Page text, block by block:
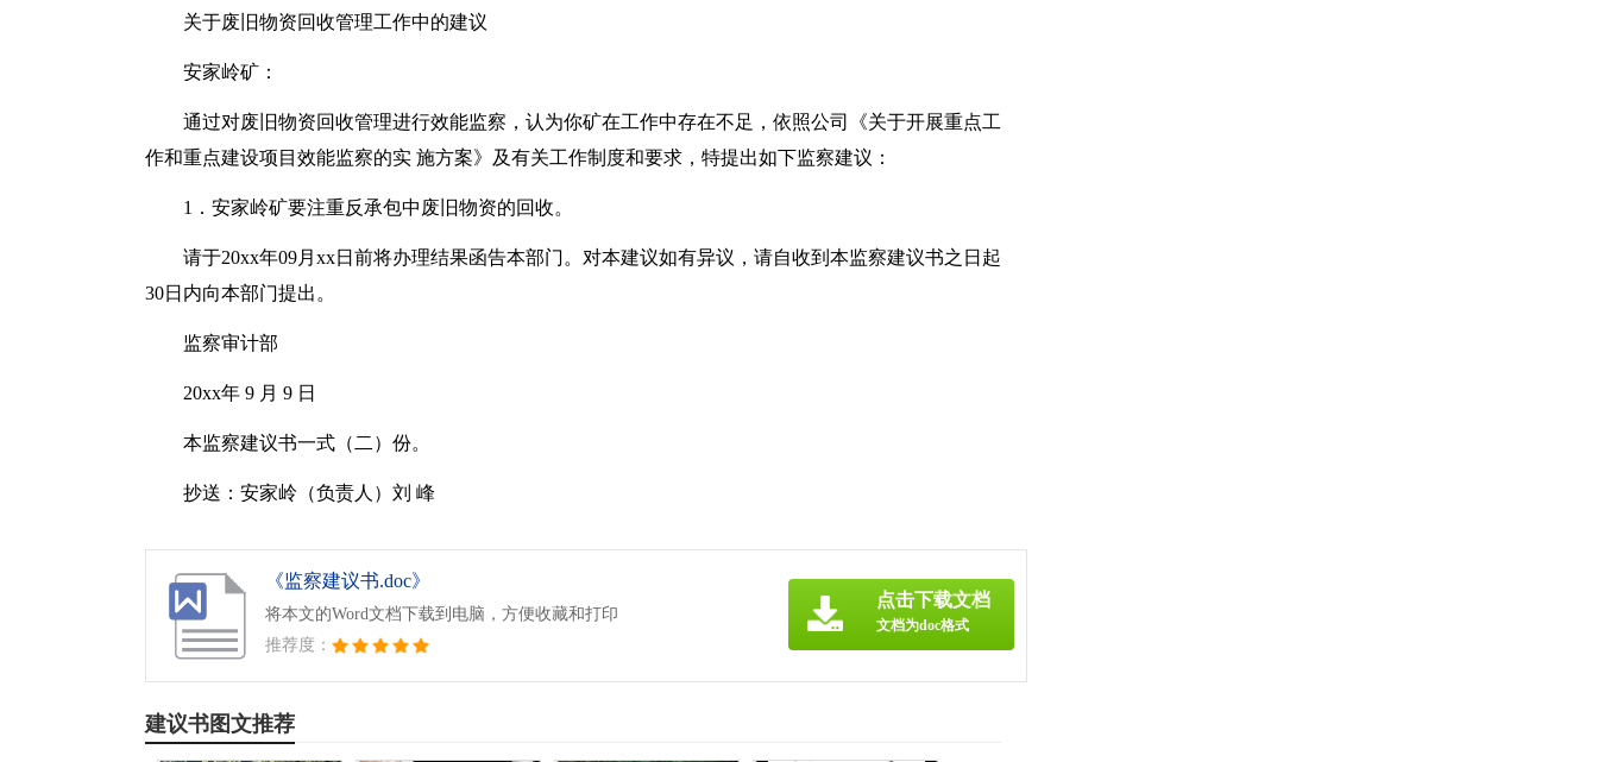
关于废旧物资回收管理工作中的建议
安家岭矿：
通过对废旧物资回收管理进行效能监察，认为你矿在工作中存在不足，依照公司《关于开展重点工
作和重点建设项目效能监察的实 施方案》及有关工作制度和要求，特提出如下监察建议：
1．安家岭矿要注重反承包中废旧物资的回收。
请于20xx年09月xx日前将办理结果函告本部门。对本建议如有异议，请自收到本监察建议书之日起
30日内向本部门提出。
监察审计部
20xx年 9 月 9 日
本监察建议书一式（二）份。
抄送：安家岭（负责人）刘 峰
《监察建议书.doc》
将本文的Word文档下载到电脑，方便收藏和打印
推荐度：
点击下载文档
文档为doc格式
建议书图文推荐